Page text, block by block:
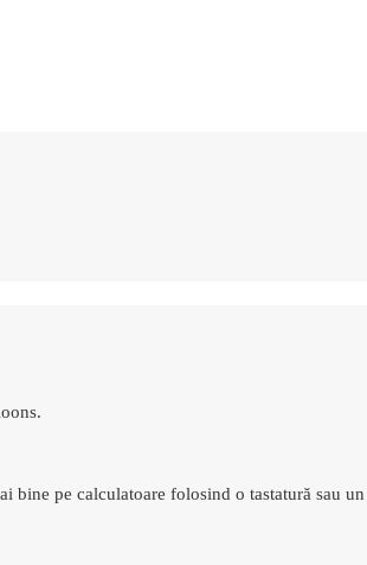
pe calculatoare folosind o tastatură sau un